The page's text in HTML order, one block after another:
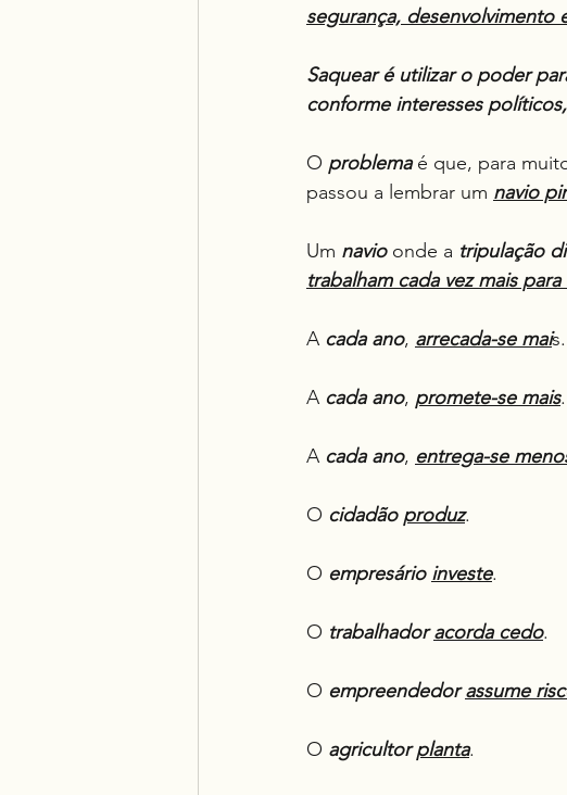
segurança, desenvolvimento
Saquear é utilizar o poder
conforme interesses
O problema é que, para
passou a lembrar um navio
Um navio onde a tripulação
trabalham cada vez mais
A cada ano, arrecada-se mais.
A cada ano, promete-se mais.
A cada ano, entrega-se
O cidadão produz.
O empresário investe.
O trabalhador acorda cedo.
O empreendedor assume
O agricultor planta.